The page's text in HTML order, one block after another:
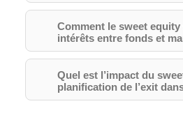
Comment le sweet
intérêts entre fonds et
Quel est l’impact du
planification de l’exit